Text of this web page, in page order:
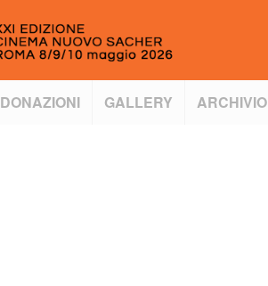
DONAZIONI GALLERY ARCHIVIO